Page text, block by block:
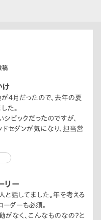
稿
け
が4月だったので、去年の夏
た。
ビックだったのですが、
セダンが気になり、担当営
のSUVにしようかと気持ち
の県まで高速道路に乗って
で試乗して決めてしまいま
リー
話してました。年を考える
ーダーも必須。
なく、こんなものなの？と